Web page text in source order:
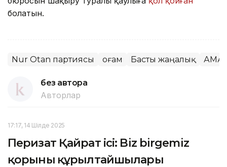
болатын.
Nur Otan партиясы Қоғам Басты жаңалық
без автора
Авторлар
17:17, 14 Шілде 2025
Перизат Қайрат ісі: Biz birgemiz
қорының құрылтайшылары